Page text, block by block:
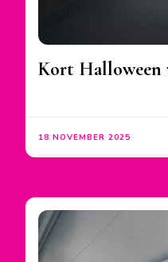
Kort Halloween
18 NOVEMBER 2025